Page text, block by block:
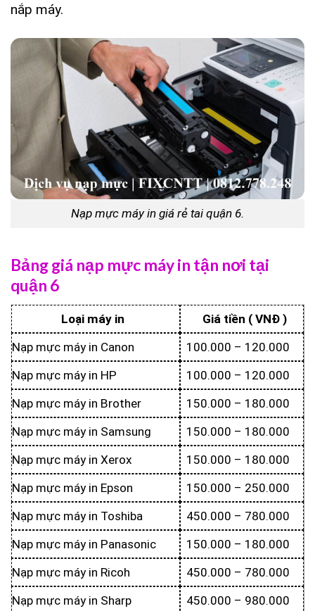
nắp máy.
Nạp mực máy in giá rẻ tai quận 6.
Bảng giá nạp mực máy in tận nơi tại
quận 6
Loại máy in
Giá tiền ( VNĐ )
Nạp mực máy in Canon
100.000 – 120.000
Nạp mực máy in HP
100.000 – 120.000
Nạp mực máy in Brother
150.000 – 180.000
Nạp mực máy in Samsung
150.000 – 180.000
Nạp mực máy in Xerox
150.000 – 180.000
Nạp mực máy in Epson
150.000 – 250.000
Nạp mực máy in Toshiba
450.000 – 780.000
Nạp mực máy in Panasonic
150.000 – 180.000
Nạp mực máy in Ricoh
450.000 – 780.000
Nạp mực máy in Sharp
450.000 – 980.000